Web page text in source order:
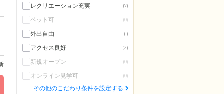
レクリエーション充実 (7)
ペット可 (0)
外出自由 (1)
アクセス良好 (2)
新規オープン (0)
オンライン見学可 (0)
その他のこだわり条件を設定する